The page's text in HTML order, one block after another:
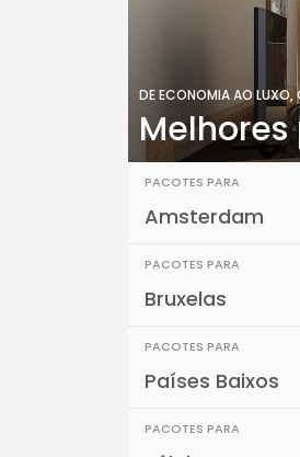
DE ECONOMIA AO LUXO,
PACOTES PARA
Amsterdam
PACOTES PARA
Bruxelas
PACOTES PARA
Países Baixos
PACOTES PARA